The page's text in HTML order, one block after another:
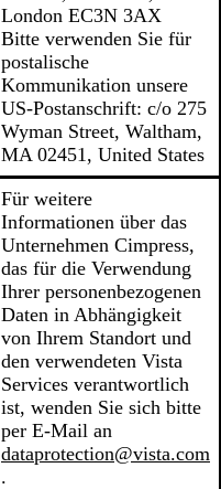
London EC3N 3AX
Bitte verwenden Sie für
postalische
Kommunikation unsere
US-Postanschrift: c/o 275
Wyman Street, Waltham,
MA 02451, United States
Für weitere
Informationen über das
Unternehmen Cimpress,
das für die Verwendung
Ihrer personenbezogenen
Daten in Abhängigkeit
von Ihrem Standort und
den verwendeten Vista
Services verantwortlich
ist, wenden Sie sich bitte
per E-Mail an
dataprotection@vista.com
.